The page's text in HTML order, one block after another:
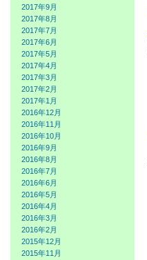
2017年9月
2017年8月
2017年7月
2017年6月
2017年5月
2017年4月
2017年3月
2017年2月
2017年1月
2016年12月
2016年11月
2016年10月
2016年9月
2016年8月
2016年7月
2016年6月
2016年5月
2016年4月
2016年3月
2016年2月
2015年12月
2015年11月